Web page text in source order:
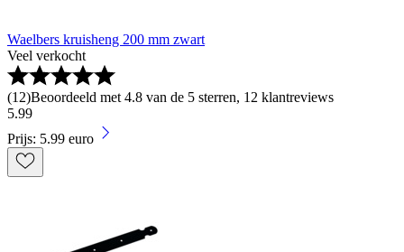
Waelbers kruisheng 200 mm zwart
Veel verkocht
(12)Beoordeeld met 4.8 van de 5 sterren, 12 klantreviews
5.99
Prijs: 5.99 euro